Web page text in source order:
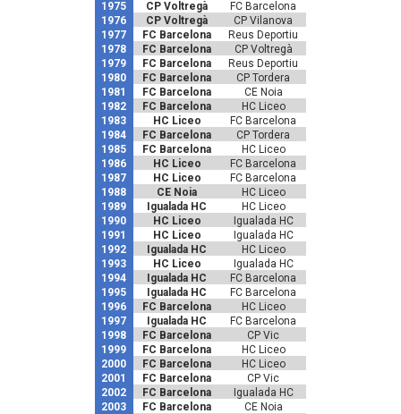
1975
CP Voltregà
FC Barcelona
1976
CP Voltregà
CP Vilanova
1977
FC Barcelona
Reus Deportiu
1978
FC Barcelona
CP Voltregà
1979
FC Barcelona
Reus Deportiu
1980
FC Barcelona
CP Tordera
1981
FC Barcelona
CE Noia
1982
FC Barcelona
HC Liceo
1983
HC Liceo
FC Barcelona
1984
FC Barcelona
CP Tordera
1985
FC Barcelona
HC Liceo
1986
HC Liceo
FC Barcelona
1987
HC Liceo
FC Barcelona
1988
CE Noia
HC Liceo
1989
Igualada HC
HC Liceo
1990
HC Liceo
Igualada HC
1991
HC Liceo
Igualada HC
1992
Igualada HC
HC Liceo
1993
HC Liceo
Igualada HC
1994
Igualada HC
FC Barcelona
1995
Igualada HC
FC Barcelona
1996
FC Barcelona
HC Liceo
1997
Igualada HC
FC Barcelona
1998
FC Barcelona
CP Vic
1999
FC Barcelona
HC Liceo
2000
FC Barcelona
HC Liceo
2001
FC Barcelona
CP Vic
2002
FC Barcelona
Igualada HC
2003
FC Barcelona
CE Noia